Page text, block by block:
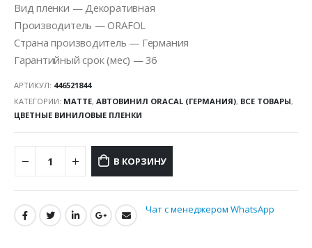
Вид пленки — Декоративная
Производитель — ORAFOL
Страна производитель — Германия
Гарантийный срок (мес) — 36
АРТИКУЛ: 446521844
КАТЕГОРИИ: MATTE, АВТОВИНИЛ ORACAL (ГЕРМАНИЯ), ВСЕ ТОВАРЫ,
ЦВЕТНЫЕ ВИНИЛОВЫЕ ПЛЕНКИ
В КОРЗИНУ
Чат с менеджером WhatsApp